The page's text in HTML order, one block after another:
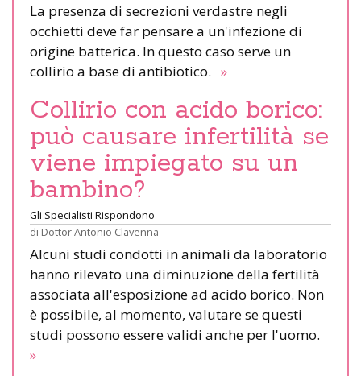
La presenza di secrezioni verdastre negli
occhietti deve far pensare a un'infezione di
origine batterica. In questo caso serve un
collirio a base di antibiotico. »
Collirio con acido borico:
può causare infertilità se
viene impiegato su un
bambino?
Gli Specialisti Rispondono
di Dottor Antonio Clavenna
Alcuni studi condotti in animali da laboratorio
hanno rilevato una diminuzione della fertilità
associata all'esposizione ad acido borico. Non
è possibile, al momento, valutare se questi
studi possono essere validi anche per l'uomo.
»